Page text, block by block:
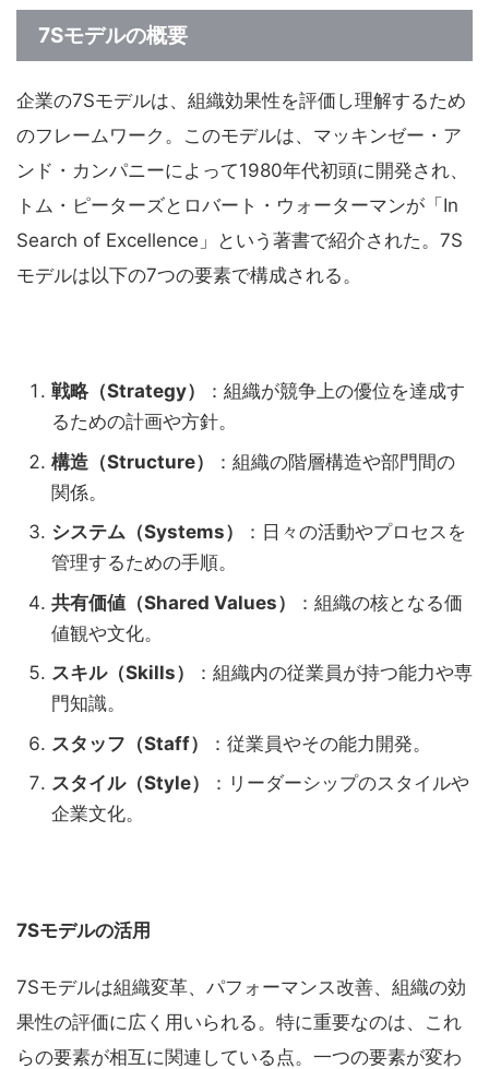
7Sモデルの概要
企業の7Sモデルは、組織効果性を評価し理解するため
のフレームワーク。このモデルは、マッキンゼー・ア
ンド・カンパニーによって1980年代初頭に開発され、
トム・ピーターズとロバート・ウォーターマンが「In
Search of Excellence」という著書で紹介された。7S
モデルは以下の7つの要素で構成される。
戦略（Strategy）
：組織が競争上の優位を達成す
るための計画や方針。
構造（Structure）
：組織の階層構造や部門間の
関係。
システム（Systems）
：日々の活動やプロセスを
管理するための手順。
共有価値（Shared Values）
：組織の核となる価
値観や文化。
スキル（Skills）
：組織内の従業員が持つ能力や専
門知識。
スタッフ（Staff）
：従業員やその能力開発。
スタイル（Style）
：リーダーシップのスタイルや
企業文化。
7Sモデルの活用
7Sモデルは組織変革、パフォーマンス改善、組織の効
果性の評価に広く用いられる。特に重要なのは、これ
らの要素が相互に関連している点。一つの要素が変わ